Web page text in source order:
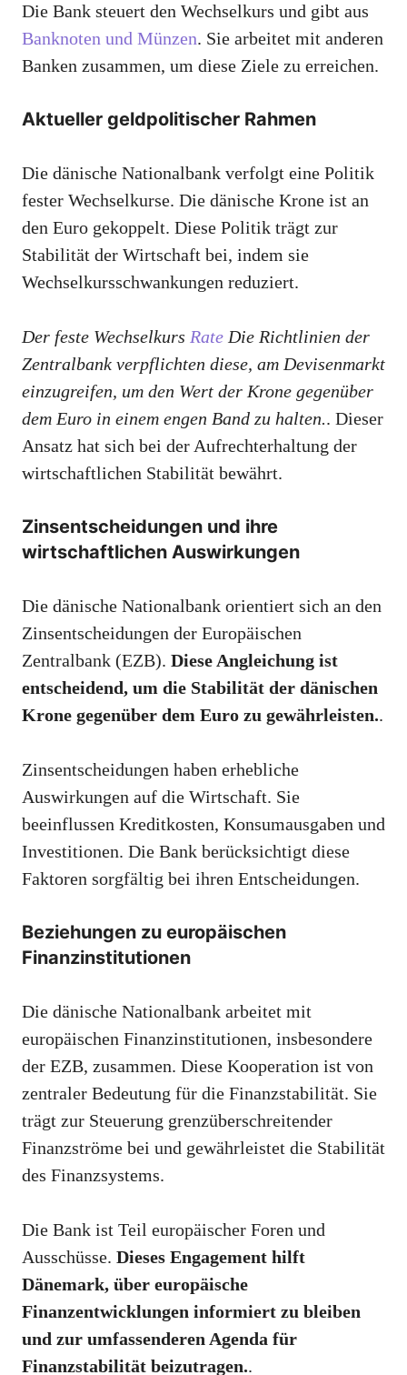
Die Bank steuert den Wechselkurs und gibt aus
Banknoten und Münzen. Sie arbeitet mit anderen
Banken zusammen, um diese Ziele zu erreichen.
Aktueller geldpolitischer Rahmen
Die dänische Nationalbank verfolgt eine Politik
fester Wechselkurse. Die dänische Krone ist an
den Euro gekoppelt. Diese Politik trägt zur
Stabilität der Wirtschaft bei, indem sie
Wechselkursschwankungen reduziert.
Der feste Wechselkurs Rate Die Richtlinien der
Zentralbank verpflichten diese, am Devisenmarkt
einzugreifen, um den Wert der Krone gegenüber
dem Euro in einem engen Band zu halten.. Dieser
Ansatz hat sich bei der Aufrechterhaltung der
wirtschaftlichen Stabilität bewährt.
Zinsentscheidungen und ihre
wirtschaftlichen Auswirkungen
Die dänische Nationalbank orientiert sich an den
Zinsentscheidungen der Europäischen
Zentralbank (EZB). Diese Angleichung ist
entscheidend, um die Stabilität der dänischen
Krone gegenüber dem Euro zu gewährleisten..
Zinsentscheidungen haben erhebliche
Auswirkungen auf die Wirtschaft. Sie
beeinflussen Kreditkosten, Konsumausgaben und
Investitionen. Die Bank berücksichtigt diese
Faktoren sorgfältig bei ihren Entscheidungen.
Beziehungen zu europäischen
Finanzinstitutionen
Die dänische Nationalbank arbeitet mit
europäischen Finanzinstitutionen, insbesondere
der EZB, zusammen. Diese Kooperation ist von
zentraler Bedeutung für die Finanzstabilität. Sie
trägt zur Steuerung grenzüberschreitender
Finanzströme bei und gewährleistet die Stabilität
des Finanzsystems.
Die Bank ist Teil europäischer Foren und
Ausschüsse. Dieses Engagement hilft
Dänemark, über europäische
Finanzentwicklungen informiert zu bleiben
und zur umfassenderen Agenda für
Finanzstabilität beizutragen..